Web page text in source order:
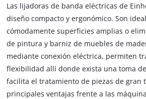
Las lijadoras de banda eléctricas de
diseño compacto y ergonómico. Son
cómodamente superficies amplias o
de pintura y barniz de muebles de
mediante conexión eléctrica, permiten
flexibilidad allí donde exista una toma
facilita el tratamiento de piezas de gran
principales ventajas frente a las